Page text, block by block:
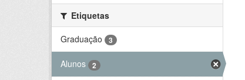
Etiquetas
Graduação
3
Alunos 2